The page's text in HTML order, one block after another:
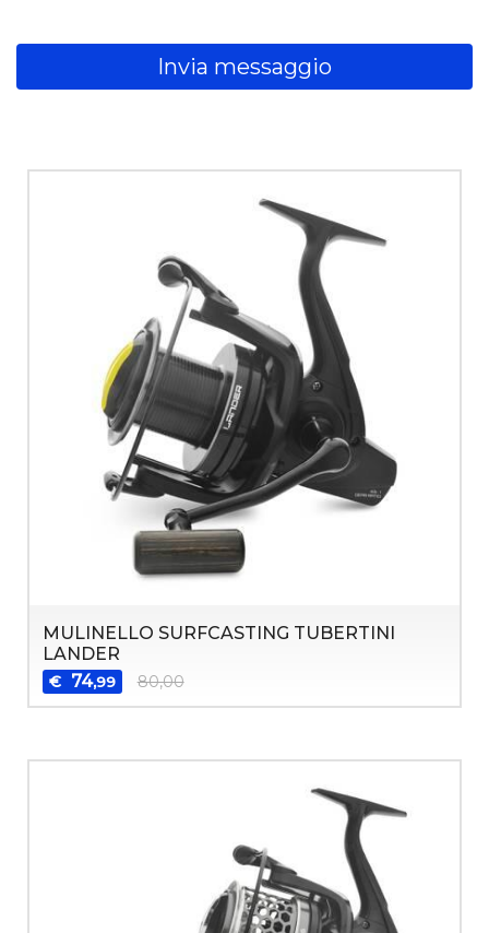
Invia messaggio
MULINELLO SURFCASTING TUBERTINI
LANDER
€ 74,99 80,00